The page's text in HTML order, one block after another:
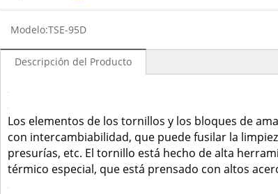
Modelo:TSE-95D
Descripción del Producto
Los elementos de los tornillos y los bloques de
con intercambiabilidad, que puede fusilar la
presurías, etc. El tornillo está hecho de alta
térmico especial, que está prensado con altos